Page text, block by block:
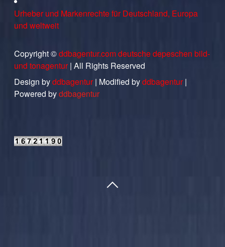
Urheber und Markenrechte für Deutschland, Europa
und weltweit
Copyright ©ddbagentur.com deutsche depeschen bild-
und tonagentur| All Rights Reserved
Design byddbagentur| Modified byddbagentur|
Powered byddbagentur